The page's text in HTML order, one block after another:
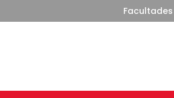
Facultades